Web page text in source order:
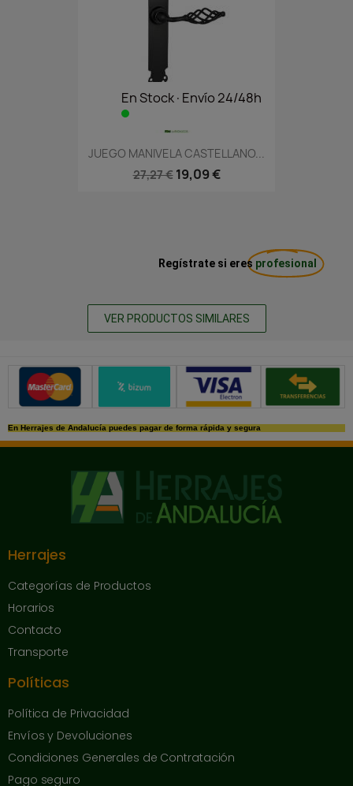
En Stock·Envío 24/48h
JUEGO MANIVELA CASTELLANO...
27,27 € 19,09 €
Regístrate si eres profesional
VER PRODUCTOS SIMILARES
Métodos de pago seguros
En Herrajes de Andalucía puedes pagar de forma rápida y segura
Herrajes
Categorías de Productos
Horarios
Contacto
Transporte
Políticas
Política de Privacidad
Envíos y Devoluciones
Condiciones Generales de Contratación
Pago seguro